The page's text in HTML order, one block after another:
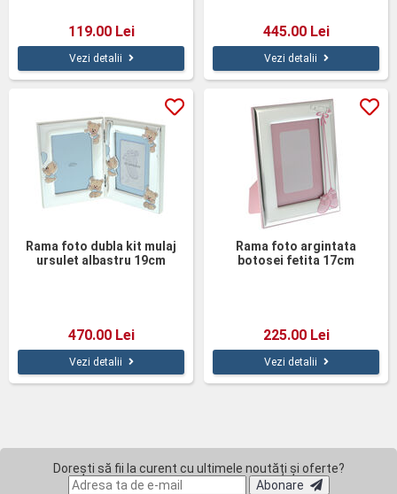
119.00 Lei
Vezi detalii
445.00 Lei
Vezi detalii
Rama foto dubla kit mulaj
ursulet albastru 19cm
470.00 Lei
Vezi detalii
Rama foto argintata
botosei fetita 17cm
225.00 Lei
Vezi detalii
Dorești să fii la curent cu ultimele noutăți și oferte?
Abonare